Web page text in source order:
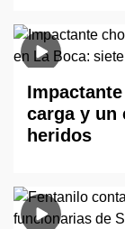
carga y un
heridos